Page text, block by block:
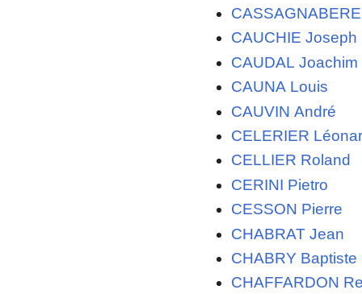
CAUCHIE Joseph
CAUDAL Joachim
CAUNA Louis
CAUVIN André
CELERIER
CELLIER Roland
CERINI Pietro
CESSON Pierre
CHABRAT Jean
CHABRY Baptiste
CHAFFARDON